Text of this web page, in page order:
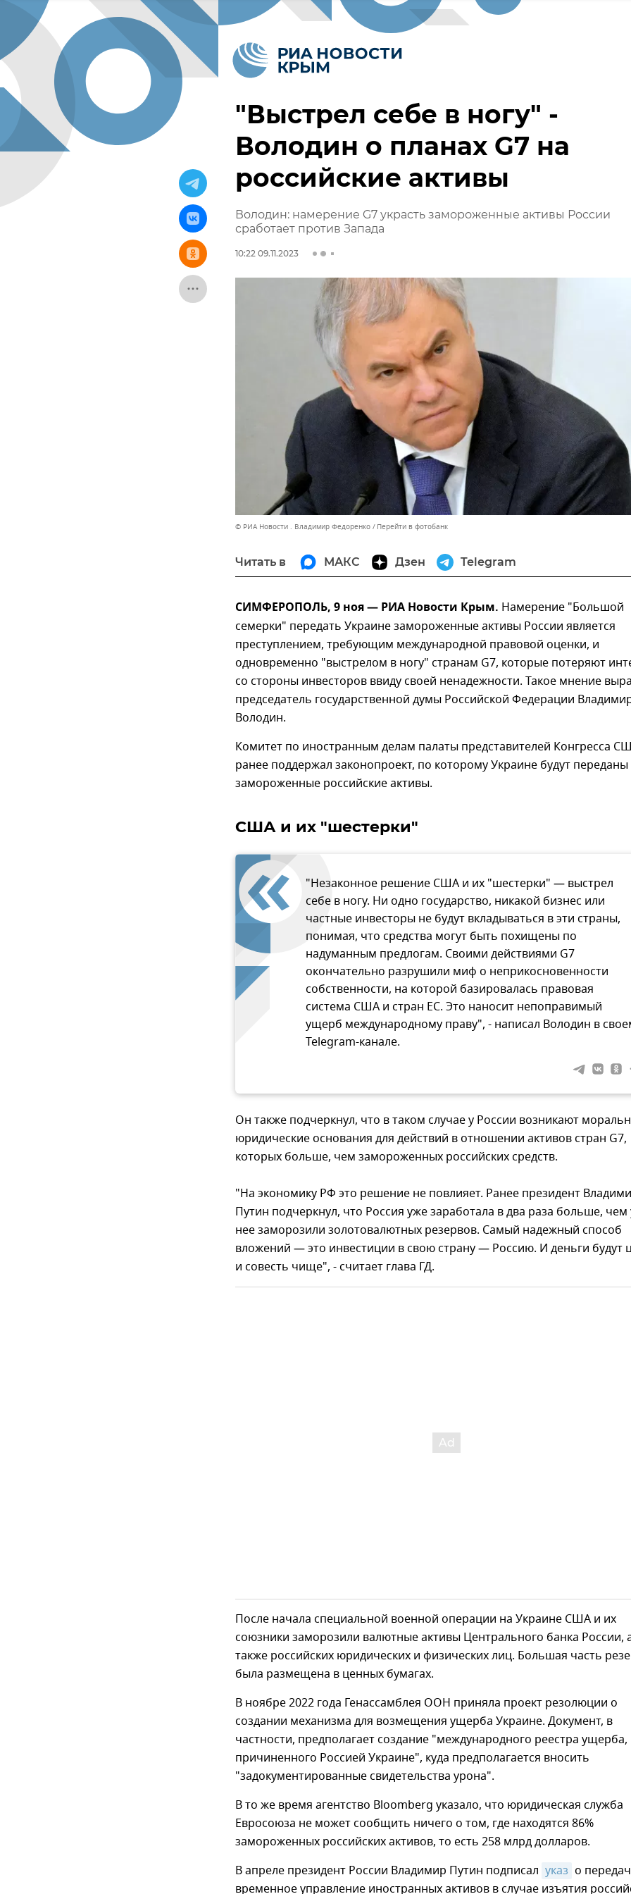
"Выстрел себе в ногу" -
Володин о планах G7 на
российские активы
Володин: намерение G7 украсть замороженные активы России
сработает против Запада
10:22 09.11.2023
© РИА Новости . Владимир Федоренко Перейти в фотобанк
Читать в МАКС Дзен Telegram
СИМФЕРОПОЛЬ, 9 ноя — РИА Новости Крым. Намерение "Большой
семерки" передать Украине замороженные активы России является
преступлением, требующим международной правовой оценки, и
одновременно "выстрелом в ногу" странам G7, которые потеряют
со стороны инвесторов ввиду своей ненадежности. Такое мнение
председатель государственной думы Российской Федерации
Володин.
Комитет по иностранным делам палаты представителей Конгресса
ранее поддержал законопроект, по которому Украине будут переданы
замороженные российские активы.
США и их "шестерки"
"Незаконное решение США и их "шестерки" — выстрел
себе в ногу. Ни одно государство, никакой бизнес или
частные инвесторы не будут вкладываться в эти страны,
понимая, что средства могут быть похищены по
надуманным предлогам. Своими действиями G7
окончательно разрушили миф о неприкосновенности
собственности, на которой базировалась правовая
система США и стран ЕС. Это наносит непоправимый
ущерб международному праву", - написал Володин в
Telegram-канале.
Он также подчеркнул, что в таком случае у России возникают
юридические основания для действий в отношении активов стран G7,
которых больше, чем замороженных российских средств.
"На экономику РФ это решение не повлияет. Ранее президент
Путин подчеркнул, что Россия уже заработала в два раза больше, чем
нее заморозили золотовалютных резервов. Самый надежный способ
вложений — это инвестиции в свою страну — Россию. И деньги будут
и совесть чище", - считает глава ГД.
После начала специальной военной операции на Украине США и их
союзники заморозили валютные активы Центрального банка России,
также российских юридических и физических лиц. Большая часть
была размещена в ценных бумагах.
В ноябре 2022 года Генассамблея ООН приняла проект резолюции о
создании механизма для возмещения ущерба Украине. Документ, в
частности, предполагает создание "международного реестра ущерба,
причиненного Россией Украине", куда предполагается вносить
"задокументированные свидетельства урона".
В то же время агентство Bloomberg указало, что юридическая служба
Евросоюза не может сообщить ничего о том, где находятся 86%
замороженных российских активов, то есть 258 млрд долларов.
В апреле президент России Владимир Путин подписал указ о
временное управление иностранных активов в случае изъятия